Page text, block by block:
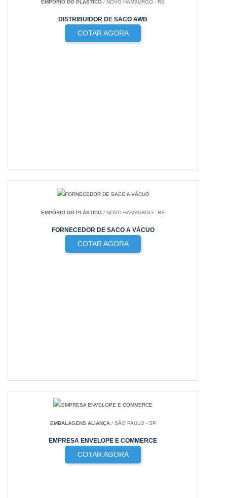
EMPÓRIO DO PLÁSTICO / NOVO HAMBURGO - RS
DISTRIBUIDOR DE SACO AWB
COTAR AGORA
EMPÓRIO DO PLÁSTICO / NOVO HAMBURGO - RS
FORNECEDOR DE SACO A VÁCUO
COTAR AGORA
EMBALAGENS ALIANÇA/ SÃO PAULO - SP
EMPRESA ENVELOPE E COMMERCE
COTAR AGORA